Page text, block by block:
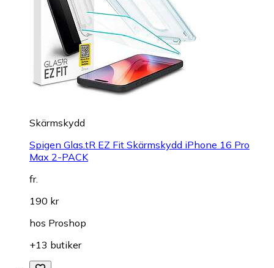
Skärmskydd
Spigen Glas.tR EZ Fit Skärmskydd iPhone 16 Pro
Max 2-PACK
fr.
190 kr
hos Proshop
+13 butiker